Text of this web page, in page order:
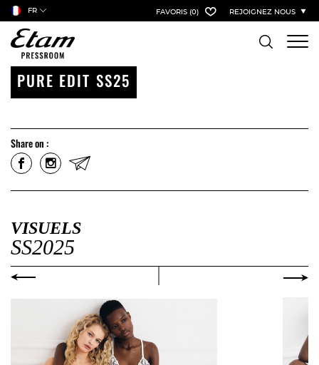
FR FAVORIS (0) REJOIGNEZ NOUS
PURE EDIT SS25
Share on :
VISUELS
SS2025